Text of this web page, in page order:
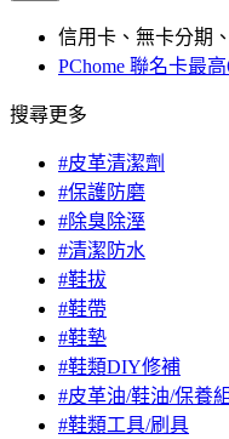
信用卡、無卡分期
PChome 聯名卡最
搜尋更多
#皮革清潔劑
#保護防磨
#除臭除溼
#清潔防水
#鞋拔
#鞋帶
#鞋墊
#鞋類DIY修補
#皮革油/鞋油/保養組
#鞋類工具/刷具